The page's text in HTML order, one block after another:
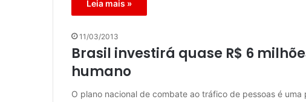
Leia mais »
11/03/2013
Brasil investirá quase R$ 6
humano
O plano nacional de combate ao tráfico de pessoas é